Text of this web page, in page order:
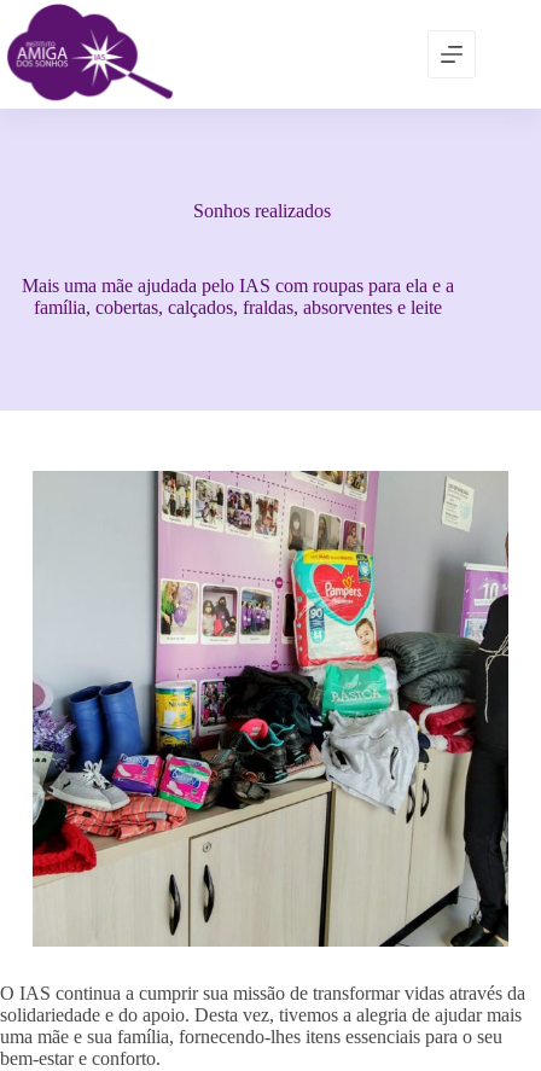
Sonhos realizados
Mais uma mãe ajudada pelo IAS com roupas para ela e a
família, cobertas, calçados, fraldas, absorventes e leite
O IAS continua a cumprir sua missão de transformar vidas através da
solidariedade e do apoio. Desta vez, tivemos a alegria de ajudar mais
uma mãe e sua família, fornecendo-lhes itens essenciais para o seu
bem-estar e conforto.